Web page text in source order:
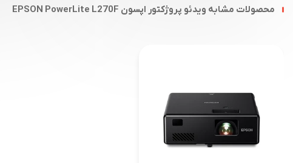
محصولات مشابه ویدئو پروژکتور اپسون EPSON PowerLite L270F